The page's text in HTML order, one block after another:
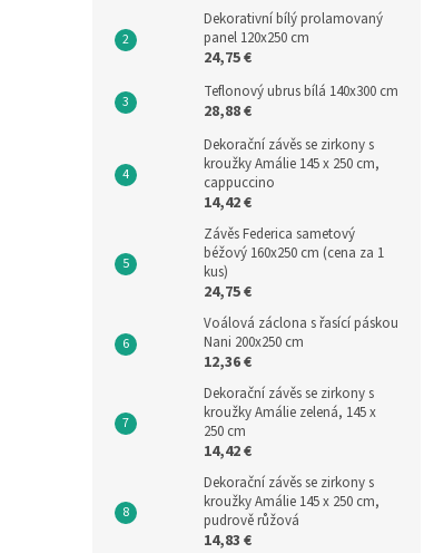
Dekorativní bílý prolamovaný
panel 120x250 cm
24,75 €
Teflonový ubrus bílá 140x300 cm
28,88 €
Dekorační závěs se zirkony s
kroužky Amálie 145 x 250 cm,
cappuccino
14,42 €
Závěs Federica sametový
béžový 160x250 cm (cena za 1
kus)
24,75 €
Voálová záclona s řasící páskou
Nani 200x250 cm
12,36 €
Dekorační závěs se zirkony s
kroužky Amálie zelená, 145 x
250 cm
14,42 €
Dekorační závěs se zirkony s
kroužky Amálie 145 x 250 cm,
pudrově růžová
14,83 €